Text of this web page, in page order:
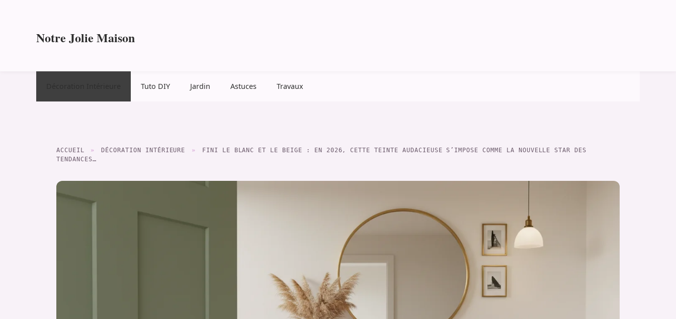
Notre Jolie Maison
Tuto DIY Jardin Astuces Travaux
ACCUEIL » DÉCORATION INTÉRIEURE »
FINI LE BLANC ET LE BEIGE : EN 2026, CETTE TEINTE AUDACIEUSE S’IMPOSE COMME LA NOUVELLE STAR DES
TENDANCES…